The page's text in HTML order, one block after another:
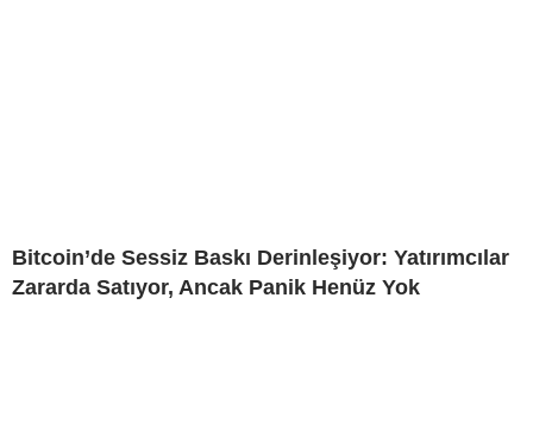
Bitcoin’de Sessiz Baskı Derinleşiyor: Yatırımcılar
Zararda Satıyor, Ancak Panik Henüz Yok